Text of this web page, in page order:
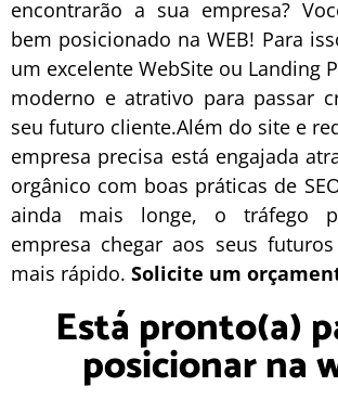
encontrarão a sua empresa?
bem posicionado na WEB! Para
um excelente WebSite ou Landing
moderno e atrativo para passar
seu futuro cliente.Além do site e
empresa precisa está engajada
orgânico com boas práticas de
ainda mais longe, o tráfego
empresa chegar aos seus
mais rápido. Solicite um
Está pronto(a)
posicionar na